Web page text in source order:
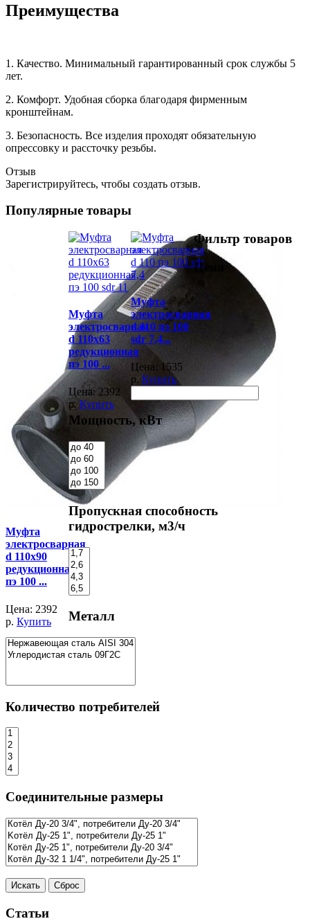
Преимущества
1. Качество. Минимальный гарантированный срок службы 5
лет.
2. Комфорт. Удобная сборка благодаря фирменным
кронштейнам.
3. Безопасность. Все изделия проходят обязательную
опрессовку и рассточку резьбы.
Отзыв
Зарегистрируйтесь, чтобы создать отзыв.
Популярные товары
Муфта
электросварная
d 110х90
редукционная
пэ 100 ...
Цена: 2392
р. Купить
Муфта
электросварная
d 110х63
редукционная
пэ 100 ...
Цена:2392
р. Купить
Муфта
электросварная
d 110 пэ 100
sdr 7,4...
Цена: 1535
р. Купить
Фильтр товаров
Цена
Мощность, кВт
Пропускная способность
гидрострелки, м3/ч
Металл
Количество потребителей
Соединительные размеры
Статьи